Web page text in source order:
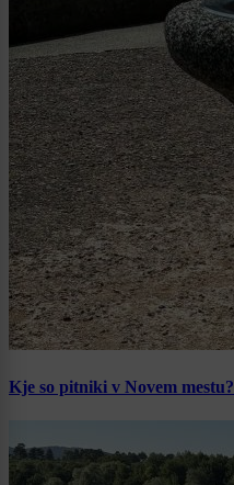
Kje so pitniki v Novem